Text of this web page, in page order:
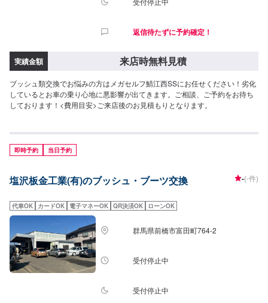
返信待たずに予約確定！
実績金額 来店時無料見積
ブッシュ類交換でお悩みの方はメガセルフ鯖江西SSにお任せください！劣化
しているとお車の乗り心地に悪影響が出てきます。ご相談、ご予約をお待ち
しております！<費用目安>ご来店後のお見積もりとなります。
即時予約 当日予約
塩沢板金工業(有)のブッシュ・ブーツ交換 -(-件)
代車OK カードOK 電子マネーOK QR決済OK ローンOK
群馬県前橋市富田町764-2
受付停止中
受付停止中